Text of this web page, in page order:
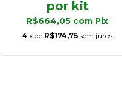
R$664,05 com Pix
4 x de R$174,75 sem juros